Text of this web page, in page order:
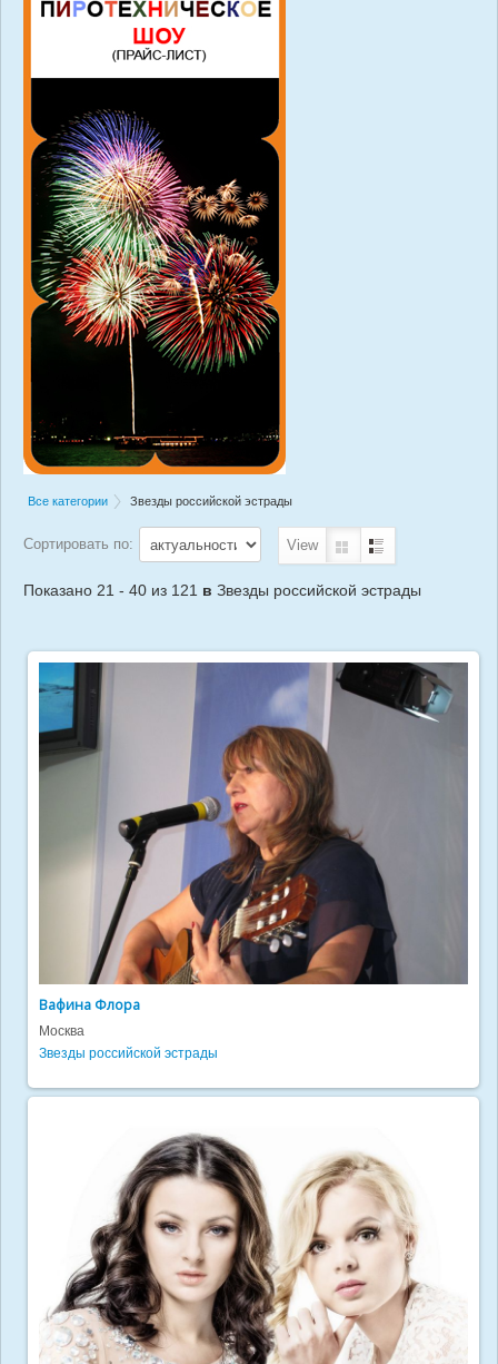
Все категории Звезды российской эстрады
Сортировать по: View
Показано 21 - 40 из 121 в Звезды российской эстрады
Вафина Флора
Москва
Звезды российской эстрады